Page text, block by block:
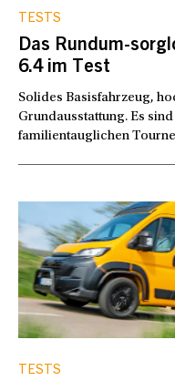
TESTS
Das Rundum-
6.4 im Test
Solides Basisfahrzeug,
Grundausstattung. Es
familientauglichen
TESTS